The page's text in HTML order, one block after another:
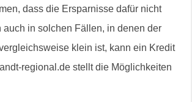
dass die Ersparnisse dafür nicht
auch in solchen Fällen, in denen der
klein ist, kann ein Kredit
regional.de stellt die Möglichkeiten